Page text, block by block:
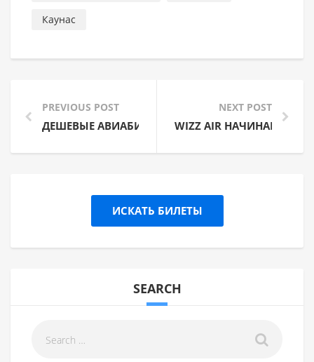
Каунас
PREVIOUS POST
ДЕШЕВЫЕ АВИАБИЛЕТЫ В АЗИЮ ОТ FINNAIR
NEXT POST
WIZZ AIR НАЧИНАЕТ
ИСКАТЬ БИЛЕТЫ
SEARCH